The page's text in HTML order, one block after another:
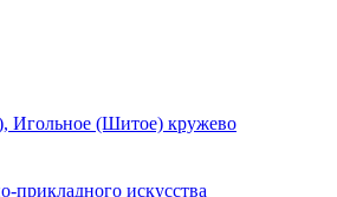
Игольное (Шитое) кружево
искусства